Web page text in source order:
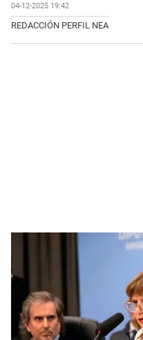
04-12-2025 19:42
REDACCIÓN PERFIL NEA